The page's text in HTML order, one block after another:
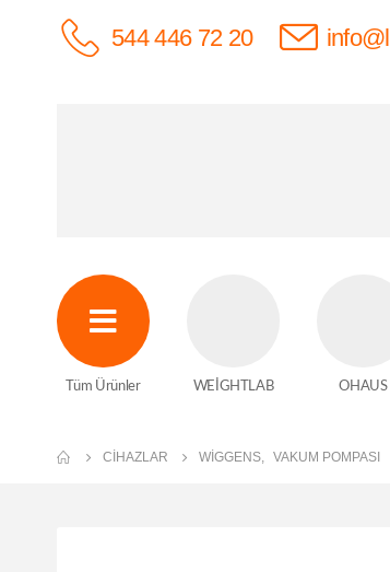
544 446 72 20
Tüm Ürünler WEİGHTLAB OHAUS
CIHAZLAR WIGGENS VAKUM POMPASI